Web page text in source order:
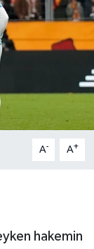
A- A+
hakemin